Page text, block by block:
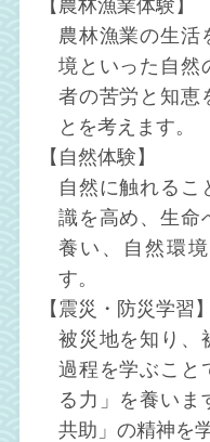
農林漁業の生活
境といった自然
者の苦労と知恵
とを考えます。
【自然体験】
自然に触れるこ
識を高め、生命
養い、自然環
す。
【震災・防災学習】
被災地を知り、
過程を学ぶこと
る力」を養いま
共助」の精神を